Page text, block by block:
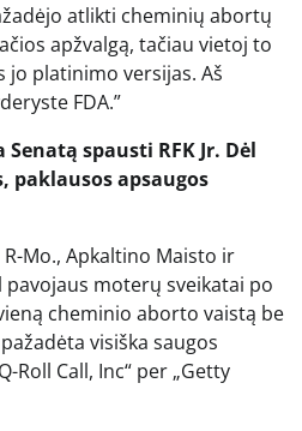
atlikti cheminių abortų
apžvalgą, tačiau vietoj to
jo platinimo versijas. Aš
FDA.”
spausti RFK Jr. Dėl
paklausos apsaugos
Mo., Apkaltino Maisto ir
moterų sveikatai po
cheminio aborto vaistą be
visiška saugos
Roll Call, Inc“ per „Getty